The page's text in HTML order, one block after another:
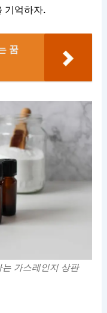
기억하자.
꿈
가스레인지 상판